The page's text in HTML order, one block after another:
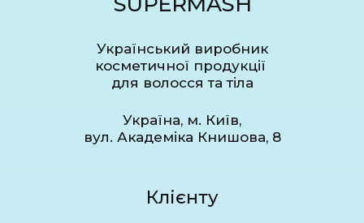
Український виробник
косметичної продукції
для волосся та тіла
Україна, м. Київ,
вул. Академіка Книшова, 8
Клієнту